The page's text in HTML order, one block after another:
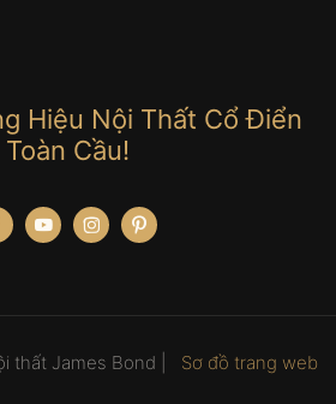
Hiệu Nội Thất Cổ Điển
Toàn Cầu!
thất James Bond | Sơ đồ trang web